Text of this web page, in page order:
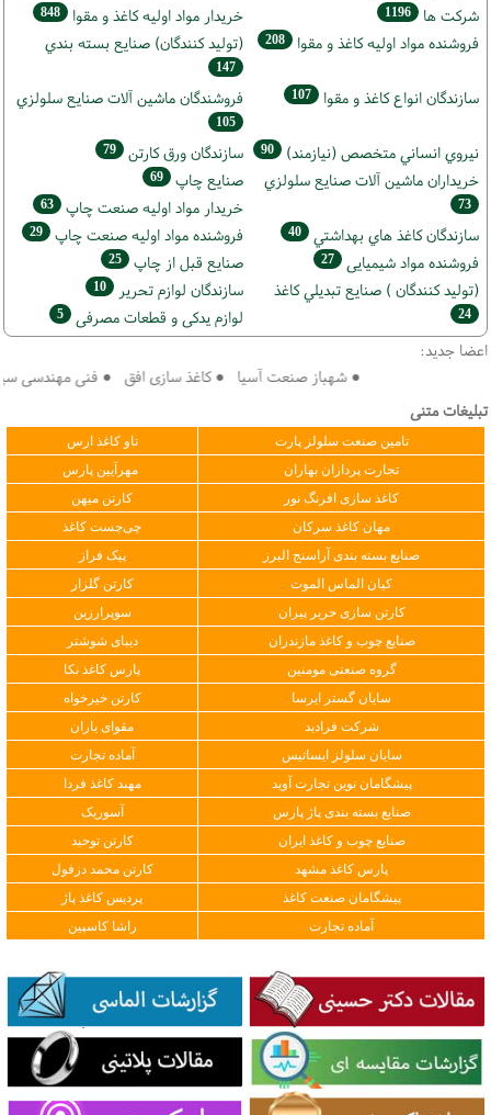
شركت ها 1196 خريدار مواد اوليه كاغذ و مقوا 848
فروشنده مواد اوليه كاغذ و مقوا 208 (تولید كنندگان) صنايع بسته بندي
147
سازندگان انواع کاغذ و مقوا 107 فروشندگان ماشين آلات صنايع سلولزي
105
نيروي انساني متخصص (نیازمند) 90 سازندگان ورق كارتن 79
خریداران ماشين آلات صنايع سلولزي
73
صنايع چاپ 69
خريدار مواد اوليه صنعت چاپ 63
سازندگان كاغذ هاي بهداشتي 40 فروشنده مواد اوليه صنعت چاپ 29
فروشنده مواد شیمیایی 27 صنايع قبل از چاپ 25
(تولید كنندگان ) صنايع تبديلي كاغذ
24
سازندگان لوازم تحریر 10
لوازم یدکی و قطعات مصرفی 5
اعضا جدید:
● شهباز صنعت آسیا ● کاغذ سازی افق ● فنی مهندسی
تبلیغات متنی
تامین صنعت سلولز پارت
تاو کاغذ ارس
تجارت پردازان بهاران
مهرآیین پارس
کاغذ سازی افرنگ نور
کارتن میهن
مهان کاغذ سرکان
چی‌چست کاغذ
صنایع بسته بندی آراسنج البرز
پیک فراز
کیان الماس الموت
کارتن گلزار
کارتن سازی حریر پیران
سوپرارزین
صنایع چوب و کاغذ مازندران
دیبای شوشتر
گروه صنعتی مومنین
پارس کاغذ نکا
سایان گستر ایرسا
کارتن خیرخواه
شرکت فرادید
مقوای یاران
سایان سلولز ایساتیس
آماده تجارت
پیشگامان نوین تجارت آوید
مهبد کاغذ فردا
صنایع بسته بندی پاژ پارس
آسوریک
صنایع چوب و کاغذ ایران
کارتن توحید
پارس کاغذ مشهد
کارتن محمد دزفول
پیشگامان صنعت کاغذ
پردیس کاغذ پاژ
آماده تجارت
راشا کاسپین